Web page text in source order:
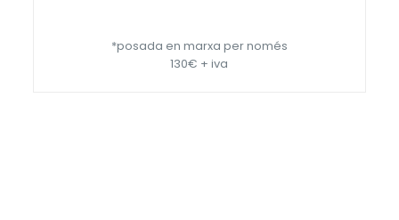
*posada en marxa per només
130€ + iva